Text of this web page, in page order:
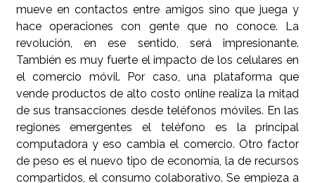
mueve en contactos entre amigos sino que juega y
hace operaciones con gente que no conoce. La
revolución, en ese sentido, será impresionante.
También es muy fuerte el impacto de los celulares en
el comercio móvil. Por caso, una plataforma que
vende productos de alto costo online realiza la mitad
de sus transacciones desde teléfonos móviles. En las
regiones emergentes el teléfono es la principal
computadora y eso cambia el comercio. Otro factor
de peso es el nuevo tipo de economía, la de recursos
compartidos, el consumo colaborativo. Se empieza a